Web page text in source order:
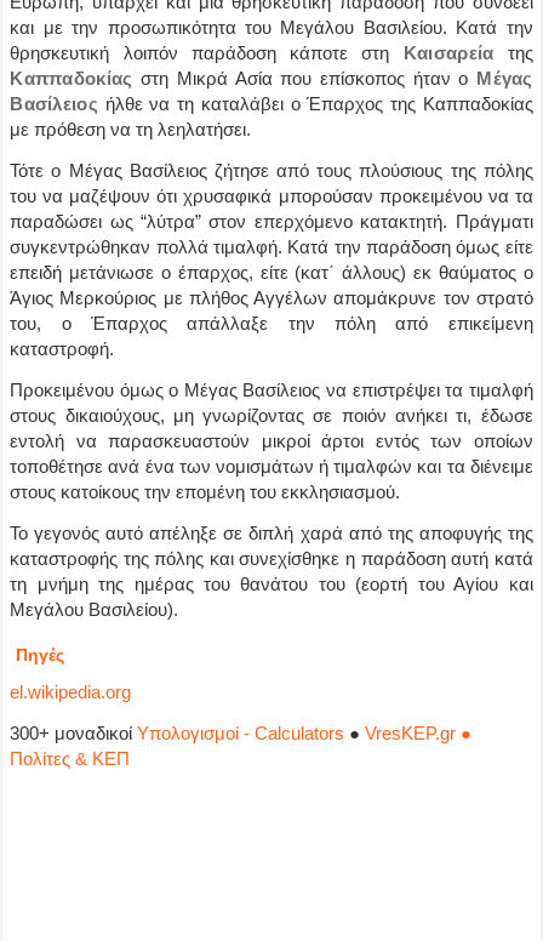
και με την προσωπικότητα του Μεγάλου Βασιλείου. Κατά την
θρησκευτική λοιπόν παράδοση κάποτε στη Καισαρεία της
Καππαδοκίας στη Μικρά Ασία που επίσκοπος ήταν ο Μέγας
Βασίλειος ήλθε να τη καταλάβει ο Έπαρχος της Καππαδοκίας
με πρόθεση να τη λεηλατήσει.
Τότε ο Μέγας Βασίλειος ζήτησε από τους πλούσιους της πόλης
του να μαζέψουν ότι χρυσαφικά μπορούσαν προκειμένου να τα
παραδώσει ως “λύτρα” στον επερχόμενο κατακτητή. Πράγματι
συγκεντρώθηκαν πολλά τιμαλφή. Κατά την παράδοση όμως είτε
επειδή μετάνιωσε ο έπαρχος, είτε (κατ΄ άλλους) εκ θαύματος ο
Άγιος Μερκούριος με πλήθος Αγγέλων απομάκρυνε τον στρατό
του, ο Έπαρχος απάλλαξε την πόλη από επικείμενη
καταστροφή.
Προκειμένου όμως ο Μέγας Βασίλειος να επιστρέψει τα τιμαλφή
στους δικαιούχους, μη γνωρίζοντας σε ποιόν ανήκει τι, έδωσε
εντολή να παρασκευαστούν μικροί άρτοι εντός των οποίων
τοποθέτησε ανά ένα των νομισμάτων ή τιμαλφών και τα διένειμε
στους κατοίκους την επομένη του εκκλησιασμού.
Το γεγονός αυτό απέληξε σε διπλή χαρά από της αποφυγής της
καταστροφής της πόλης και συνεχίσθηκε η παράδοση αυτή κατά
τη μνήμη της ημέρας του θανάτου του (εορτή του Αγίου και
Μεγάλου Βασιλείου).
Πηγές
el.wikipedia.org
300+ μοναδικοίΥπολογισμοί - Calculators ●VresKEP.gr ●
Πολίτες & ΚΕΠ